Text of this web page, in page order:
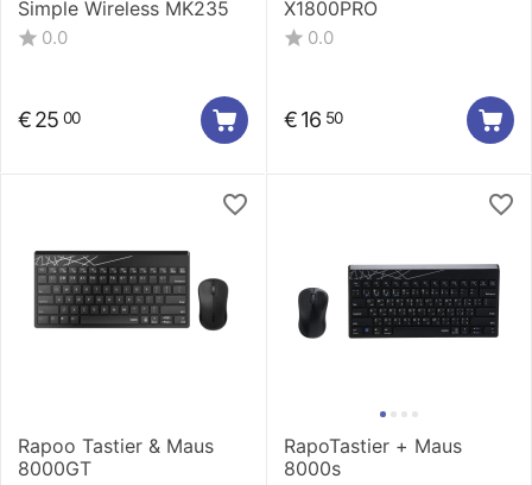
Simple Wireless MK235
0.0
€25 00
X1800PRO
0.0
€16 50
Rapoo Tastier & Maus
8000GT
RapoTastier + Maus
8000s